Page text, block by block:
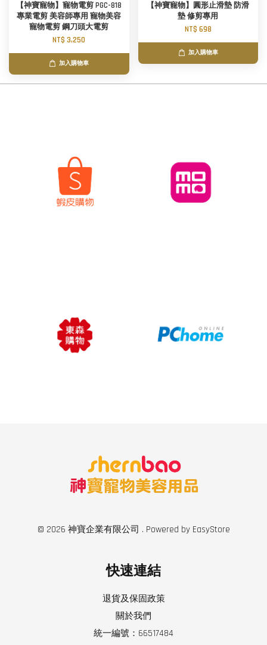
【神寶寵物】寵物電剪 PGC-818
專業電剪 美容師專用 寵物美容
寵物電剪 鋼刀頭大電剪
NT$ 3,250
加入購物車
【神寶寵物】圓形止滑墊 防滑
墊 修剪專用
NT$ 698
加入購物車
© 2026 神寶企業有限公司 . Powered by EasyStore
快速連結
退貨及保固政策
關於我們
統一編號：66517484